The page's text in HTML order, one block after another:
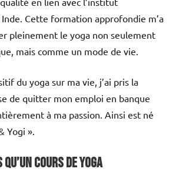
Inde. Cette formation approfondie m’a
pleinement le yoga non seulement
mais comme un mode de vie.
du yoga sur ma vie, j’ai pris la
de quitter mon emploi en banque
à ma passion. Ainsi est né
Yogi ».
qu’un Cours de Yoga